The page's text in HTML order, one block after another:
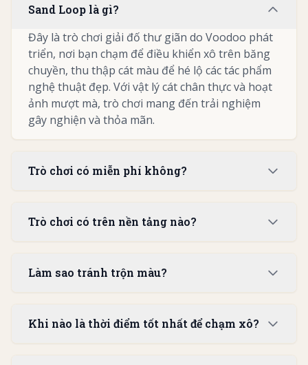
Sand Loop là gì?
Đây là trò chơi giải đố thư giãn do Voodoo phát
triển, nơi bạn chạm để điều khiển xô trên băng
chuyền, thu thập cát màu để hé lộ các tác phẩm
nghệ thuật đẹp. Với vật lý cát chân thực và hoạt
ảnh mượt mà, trò chơi mang đến trải nghiệm
gây nghiện và thỏa mãn.
Trò chơi có miễn phí không?
Trò chơi có trên nền tảng nào?
Làm sao tránh trộn màu?
Khi nào là thời điểm tốt nhất để chạm xô?